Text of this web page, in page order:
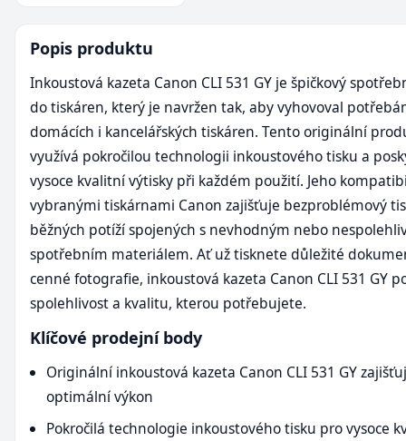
Popis produktu
Inkoustová kazeta Canon CLI 531 GY je špičkový
do tiskáren, který je navržen tak, aby vyhovoval
domácích i kancelářských tiskáren. Tento originální
využívá pokročilou technologii inkoustového tisku a
vysoce kvalitní výtisky při každém použití. Jeho
vybranými tiskárnami Canon zajišťuje bezproblémový
běžných potíží spojených s nevhodným nebo
spotřebním materiálem. Ať už tisknete důležité
cenné fotografie, inkoustová kazeta Canon CLI 531 GY
spolehlivost a kvalitu, kterou potřebujete.
Klíčové prodejní body
Originální inkoustová kazeta Canon CLI 531 GY
optimální výkon
Pokročilá technologie inkoustového tisku pro vysoce